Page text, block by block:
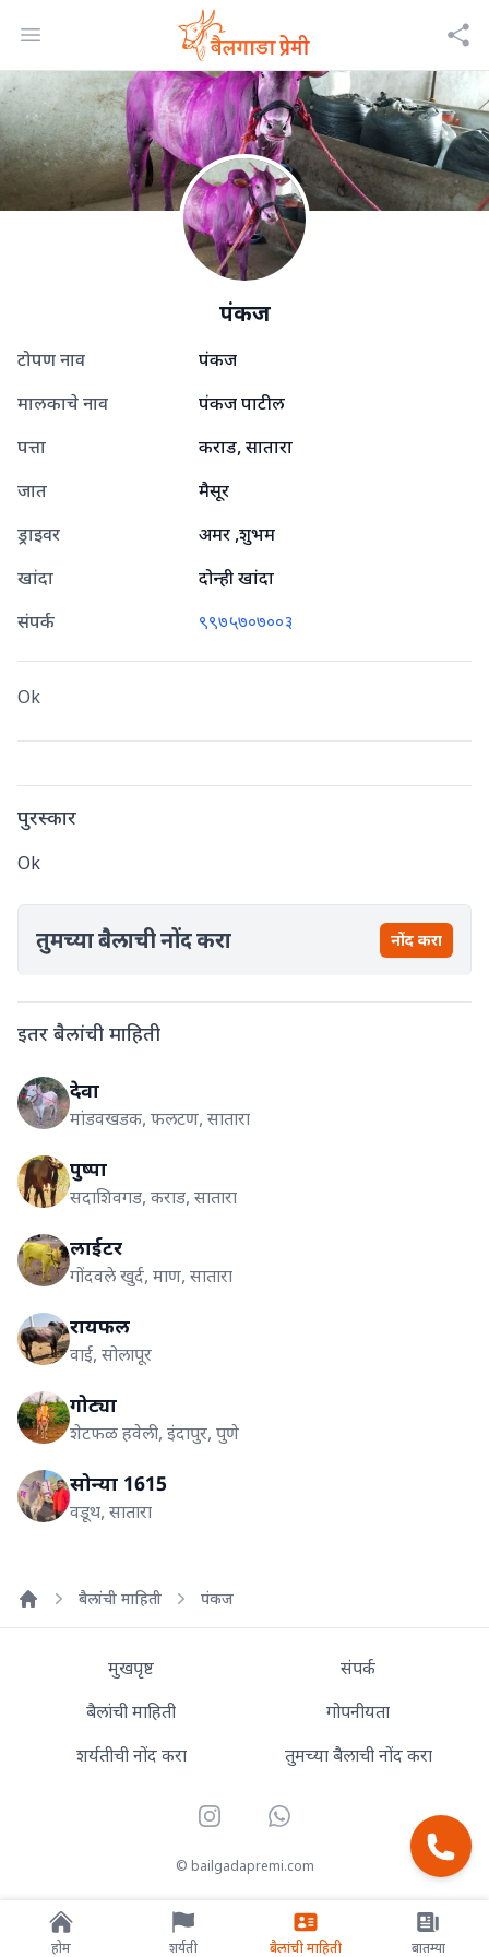
Open menu
पंकज
टोपण नाव
पंकज
मालकाचे नाव
पंकज पाटील
पत्ता
कराड, सातारा
जात
मैसूर
ड्राइवर
अमर ,शुभम
खांदा
दोन्ही खांदा
संपर्क
९९७५७०७००३
Ok
पुरस्कार
Ok
तुमच्या बैलाची नोंद करा नोंद करा
इतर बैलांची माहिती
देवा
मांडवखडक, फलटण, सातारा
पुष्पा
सदाशिवगड, कराड, सातारा
लाईटर
गोंदवले खुर्द, माण, सातारा
रायफल
वाई, सोलापूर
गोट्या
शेटफळ हवेली, इंदापुर, पुणे
सोन्या 1615
वडूथ, सातारा
बैलांची माहिती पंकज
मुखपृष्ट
बैलांची माहिती
शर्यतीची नोंद करा
संपर्क
गोपनीयता
तुमच्या बैलाची नोंद करा
InstagramWhatsApp
© bailgadapremi.com
होम शर्यती बैलांची माहिती बातम्या